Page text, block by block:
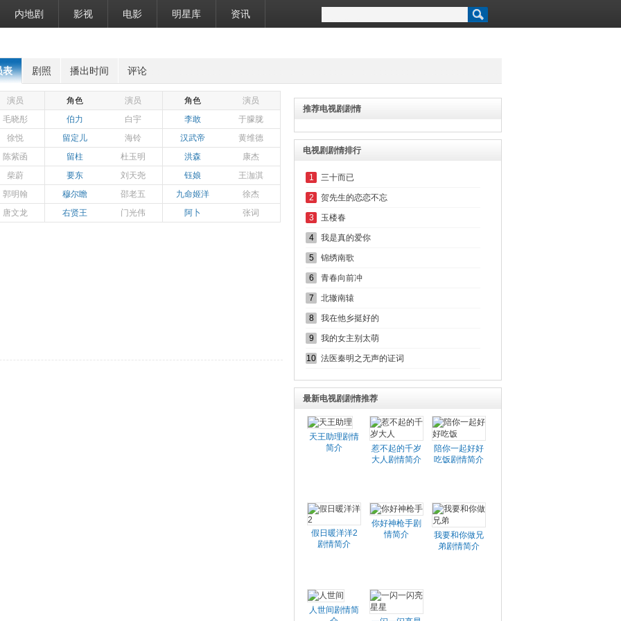
内地剧 影视 电影 明星库 资讯
表 剧照 播出时间 评论
演员 角色 演员 角色
演员
毛晓彤
伯力 白宇 李敢
于朦胧
徐悦
留定儿 海铃 汉武帝
黄维德
陈紫函
留柱 杜玉明 洪森
康杰
柴蔚
要东 刘天尧 钰娘
王泇淇
郭明翰
穆尔瞻 邵老五 九命姬洋
徐杰
唐文龙
右贤王 门光伟 阿卜 张词
推荐电视剧剧情
电视剧剧情排行
1 三十而已
2 贺先生的恋恋不忘
3 玉楼春
4 我是真的爱你
5 锦绣南歌
6 青春向前冲
7 北辙南辕
8 我在他乡挺好的
9 我的女主别太萌
10 法医秦明之无声的证词
最新电视剧剧情推荐
天王助理剧情
简介
惹不起的千岁
大人剧情简介
陪你一起好好
吃饭剧情简介
假日暖洋洋2
剧情简介
你好神枪手剧
情简介
我要和你做兄
弟剧情简介
人世间剧情简